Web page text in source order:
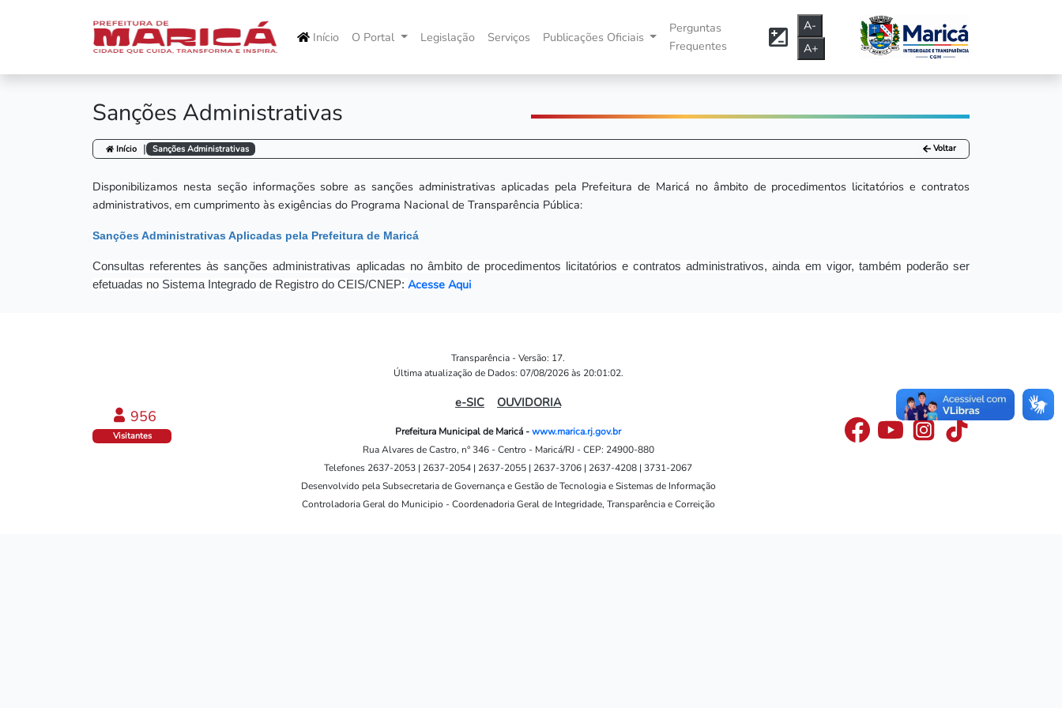
Início O Portal Legislação Serviços Publicações Oficiais
Perguntas
Frequentes
A-
A+
Sanções Administrativas
Início | Sanções Administrativas Voltar
Disponibilizamos nesta seção informações sobre as sanções administrativas aplicadas pela Prefeitura de Maricá no âmbito de procedimentos licitatórios e contratos
administrativos, em cumprimento às exigências do Programa Nacional de Transparência Pública:
Sanções Administrativas Aplicadas pela Prefeitura de Maricá
Consultas referentes às sanções administrativas aplicadas no âmbito de procedimentos licitatórios e contratos administrativos, ainda em vigor, também poderão ser
efetuadas no Sistema Integrado de Registro do CEIS/CNEP: Acesse Aqui
1006
Visitantes
Transparência - Versão: 17.
Última atualização de Dados: 07/08/2026 às 20:01:02.
e-SIC OUVIDORIA
Prefeitura Municipal de Maricá -www.marica.rj.gov.br
Rua Alvares de Castro, n° 346 - Centro - Maricá/RJ - CEP: 24900-880
Telefones 2637-2053 | 2637-2054 | 2637-2055 | 2637-3706 | 2637-4208 | 3731-2067
Desenvolvido pela Subsecretaria de Governança e Gestão de Tecnologia e Sistemas de Informação
Controladoria Geral do Municipio - Coordenadoria Geral de Integridade, Transparência e Correição